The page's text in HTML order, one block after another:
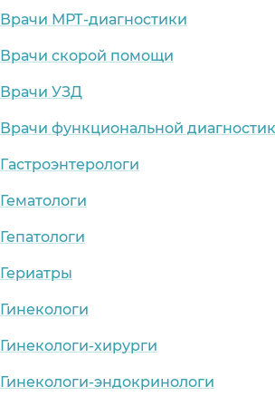
Врачи МРТ-диагностики
Врачи скорой помощи
Врачи УЗД
Врачи функциональной
Гастроэнтерологи
Гематологи
Гепатологи
Гериатры
Гинекологи
Гинекологи-хирурги
Гинекологи-эндокринологи